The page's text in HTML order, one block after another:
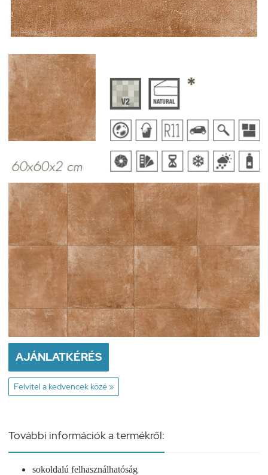
AJÁNLATKÉRÉS
Felvitel a kedvencek közé »
További információk a termékről:
sokoldalú felhasználhatóság